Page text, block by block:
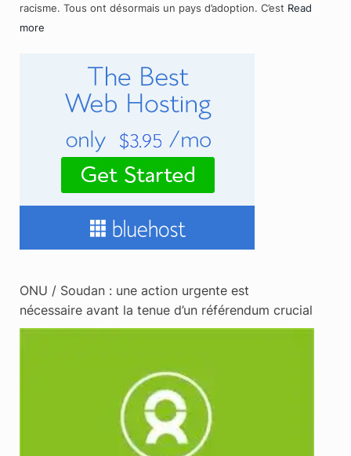
racisme. Tous ont désormais un pays d’adoption. C’est Read
more
ONU / Soudan : une action urgente est
nécessaire avant la tenue d’un référendum crucial